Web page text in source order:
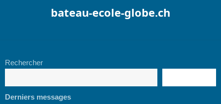
bateau-ecole-globe.ch
Rechercher
Derniers messages